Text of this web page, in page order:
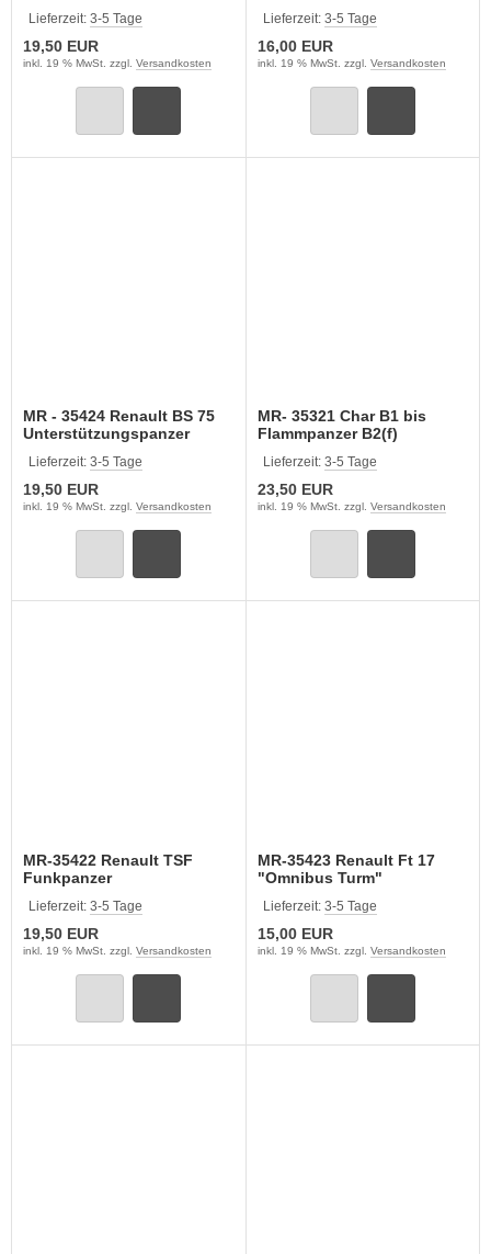
Lieferzeit: 3-5 Tage
19,50 EUR
inkl. 19 % MwSt. zzgl. Versandkosten
Lieferzeit: 3-5 Tage
16,00 EUR
inkl. 19 % MwSt. zzgl. Versandkosten
MR - 35424 Renault BS 75
Unterstützungspanzer
Lieferzeit: 3-5 Tage
19,50 EUR
inkl. 19 % MwSt. zzgl. Versandkosten
MR- 35321 Char B1 bis
Flammpanzer B2(f)
Lieferzeit: 3-5 Tage
23,50 EUR
inkl. 19 % MwSt. zzgl. Versandkosten
MR-35422 Renault TSF
Funkpanzer
Lieferzeit: 3-5 Tage
19,50 EUR
inkl. 19 % MwSt. zzgl. Versandkosten
MR-35423 Renault Ft 17
"Omnibus Turm"
Lieferzeit: 3-5 Tage
15,00 EUR
inkl. 19 % MwSt. zzgl. Versandkosten